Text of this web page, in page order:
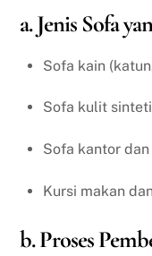
a. Jenis Sofa
Sofa kain
Sofa kulit
Sofa kantor
Kursi makan
b. Proses